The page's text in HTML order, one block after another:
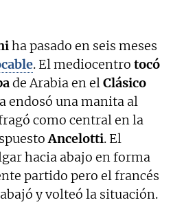
ha pasado en seis meses
. El mediocentro tocó
de Arabia en elClásico
endosó una manita al
como central en la
Ancelotti. El
hacia abajo en forma
partido pero el francés
y volteó la situación.